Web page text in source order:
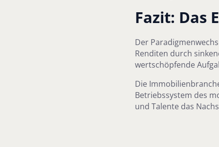
Fazit: Das
Der
Renditen durch
wertschöpfende
Die
Betriebssystem des
und Talente das